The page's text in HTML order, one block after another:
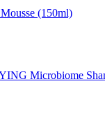
(150ml)
Microbiome